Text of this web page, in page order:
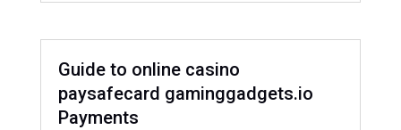
Guide to online casino
paysafecard gaminggadgets.io
Payments